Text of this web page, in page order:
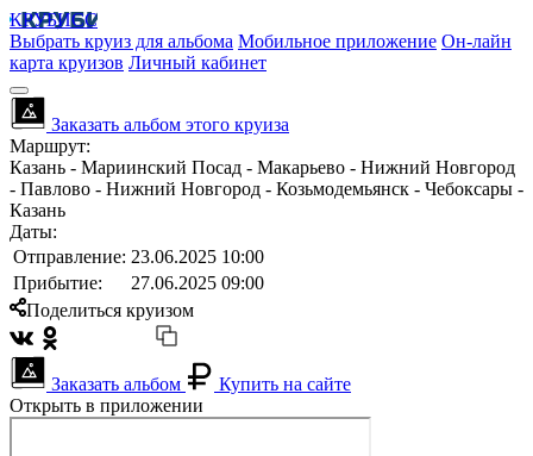
КРУБИСС
Выбрать круиз для альбома Мобильное приложение Он-лайн
карта круизов Личный кабинет
Заказать альбом этого круиза
Маршрут:
Казань - Мариинский Посад - Макарьево - Нижний Новгород
- Павлово - Нижний Новгород - Козьмодемьянск - Чебоксары -
Казань
Даты:
Отправление: 23.06.2025 10:00
Прибытие:
27.06.2025 09:00
Поделиться круизом
Заказать альбом
Купить на сайте
Открыть в приложении